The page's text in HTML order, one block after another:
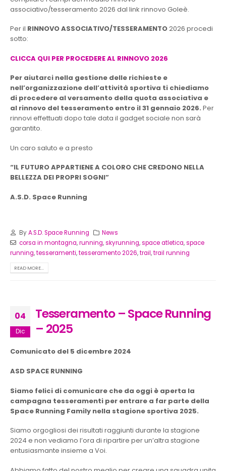
associativo/tesseramento 2026 dal link rinnovo Goleè.
Per il RINNOVO ASSOCIATIVO/TESSERAMENTO2026 procedi
sotto:
CLICCA QUI PER PROCEDERE AL RINNOVO 2026
Per aiutarci nella gestione delle richieste e
nell’organizzazione dell’attività sportiva ti chiediamo
di procedere al versamento della quota associativa e
al rinnovo del tesseramento entro il 31 gennaio 2026. Per
rinnovi effettuati dopo tale data il gadget sociale non sarà
garantito.
Un caro saluto e a presto
“IL FUTURO APPARTIENE A COLORO CHE CREDONO NELLA
BELLEZZA DEI PROPRI SOGNI”
A.S.D. Space Running
ByA.S.D. Space Running
News
corsa in montagna,running,skyrunning,space atletica,space
running,tesseramenti,tesseramento 2026,trail,trail running
READ MORE...
04
Dic
Tesseramento – Space Running
– 2025
Comunicato del 5 dicembre 2024
ASD SPACE RUNNING
Siamo felici di comunicare che da oggi è aperta la
campagna tesseramenti per entrare a far parte della
Space Running Family nella stagione sportiva 2025.
Siamo orgogliosi dei risultati raggiunti durante la stagione
2024 e non vediamo l’ora di ripartire per un’altra stagione
entusiasmante insieme a Voi.